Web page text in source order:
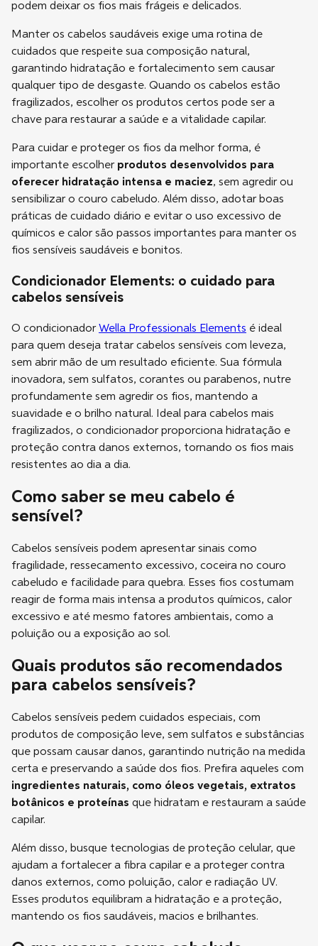
podem deixar os fios mais frágeis e delicados.
Manter os cabelos saudáveis exige uma rotina de
cuidados que respeite sua composição natural,
garantindo hidratação e fortalecimento sem causar
qualquer tipo de desgaste. Quando os cabelos estão
fragilizados, escolher os produtos certos pode ser a
chave para restaurar a saúde e a vitalidade capilar.
Para cuidar e proteger os fios da melhor forma, é
importante escolher produtos desenvolvidos para
oferecer hidratação intensa e maciez, sem agredir ou
sensibilizar o couro cabeludo. Além disso, adotar boas
práticas de cuidado diário e evitar o uso excessivo de
químicos e calor são passos importantes para manter os
fios sensíveis saudáveis e bonitos.
Condicionador Elements: o cuidado para
cabelos sensíveis
O condicionadorWella Professionals Elements é ideal
para quem deseja tratar cabelos sensíveis com leveza,
sem abrir mão de um resultado eficiente. Sua fórmula
inovadora, sem sulfatos, corantes ou parabenos, nutre
profundamente sem agredir os fios, mantendo a
suavidade e o brilho natural. Ideal para cabelos mais
fragilizados, o condicionador proporciona hidratação e
proteção contra danos externos, tornando os fios mais
resistentes ao dia a dia.
Como saber se meu cabelo é
sensível?
Cabelos sensíveis podem apresentar sinais como
fragilidade, ressecamento excessivo, coceira no couro
cabeludo e facilidade para quebra. Esses fios costumam
reagir de forma mais intensa a produtos químicos, calor
excessivo e até mesmo fatores ambientais, como a
poluição ou a exposição ao sol.
Quais produtos são recomendados
para cabelos sensíveis?
Cabelos sensíveis pedem cuidados especiais, com
produtos de composição leve, sem sulfatos e substâncias
que possam causar danos, garantindo nutrição na medida
certa e preservando a saúde dos fios. Prefira aqueles com
ingredientes naturais, como óleos vegetais, extratos
botânicos e proteínas que hidratam e restauram a saúde
capilar.
Além disso, busque tecnologias de proteção celular, que
ajudam a fortalecer a fibra capilar e a proteger contra
danos externos, como poluição, calor e radiação UV.
Esses produtos equilibram a hidratação e a proteção,
mantendo os fios saudáveis, macios e brilhantes.